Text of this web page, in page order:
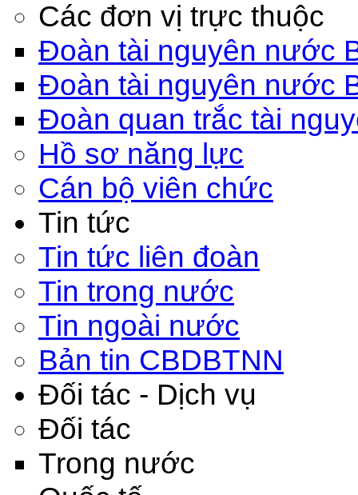
Các đơn vị trực thuộc
Đoàn tài nguyên nước
Đoàn tài nguyên nước
Đoàn quan trắc tài
Hồ sơ năng lực
Cán bộ viên chức
Tin tức
Tin tức liên đoàn
Tin trong nước
Tin ngoài nước
Bản tin CBDBTNN
Đối tác - Dịch vụ
Đối tác
Trong nước